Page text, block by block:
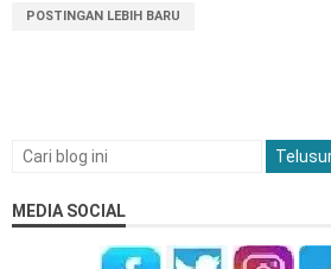
POSTINGAN LEBIH BARU
MEDIA SOCIAL